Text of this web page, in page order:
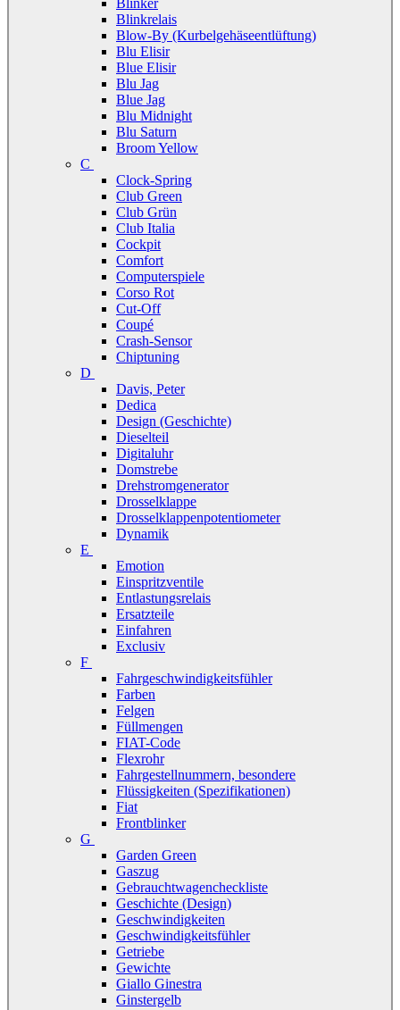
Blinker
Blinkrelais
Blow-By (Kurbelgehäseentlüftung)
Blu Elisir
Blue Elisir
Blu Jag
Blue Jag
Blu Midnight
Blu Saturn
Broom Yellow
C
Clock-Spring
Club Green
Club Grün
Club Italia
Cockpit
Comfort
Computerspiele
Corso Rot
Cut-Off
Coupé
Crash-Sensor
Chiptuning
D
Davis, Peter
Dedica
Design (Geschichte)
Dieselteil
Digitaluhr
Domstrebe
Drehstromgenerator
Drosselklappe
Drosselklappenpotentiometer
Dynamik
E
Emotion
Einspritzventile
Entlastungsrelais
Ersatzteile
Einfahren
Exclusiv
F
Fahrgeschwindigkeitsfühler
Farben
Felgen
Füllmengen
FIAT-Code
Flexrohr
Fahrgestellnummern, besondere
Flüssigkeiten (Spezifikationen)
Fiat
Frontblinker
G
Garden Green
Gaszug
Gebrauchtwagencheckliste
Geschichte (Design)
Geschwindigkeiten
Geschwindigkeitsfühler
Getriebe
Gewichte
Giallo Ginestra
Ginstergelb